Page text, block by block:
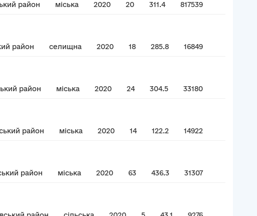
817539
311.4
20
2020
міська
район
16849
285.8
18
2020
селищна
район
33180
304.5
24
2020
міська
район
14922
122.2
14
2020
міська
район
31307
436.3
63
2020
міська
район